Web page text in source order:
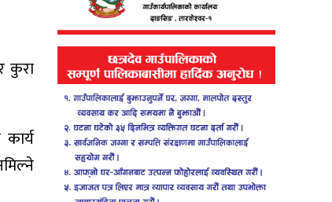
कुरा